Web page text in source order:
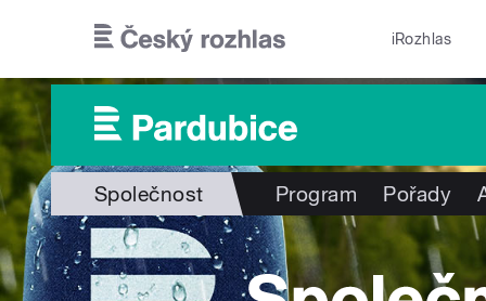
iRozhlas
Společnost Program Pořady